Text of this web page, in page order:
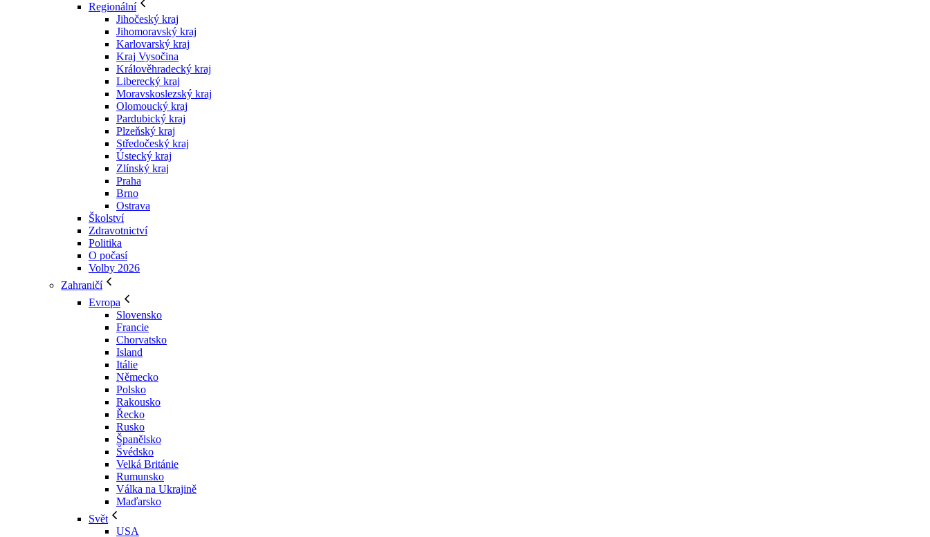
Regionální
Jihočeský kraj
Jihomoravský kraj
Karlovarský kraj
Kraj Vysočina
Králověhradecký kraj
Liberecký kraj
Moravskoslezský kraj
Olomoucký kraj
Pardubický kraj
Plzeňský kraj
Středočeský kraj
Ústecký kraj
Zlínský kraj
Praha
Brno
Ostrava
Školství
Zdravotnictví
Politika
O počasí
Volby 2026
Zahraničí
Evropa
Slovensko
Francie
Chorvatsko
Island
Itálie
Německo
Polsko
Rakousko
Řecko
Rusko
Španělsko
Švédsko
Velká Británie
Rumunsko
Válka na Ukrajině
Maďarsko
Svět
USA